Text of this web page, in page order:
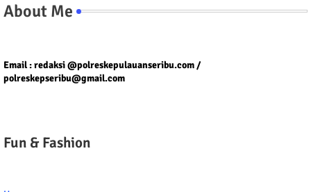
About Me
Email : redaksi @polreskepulauanseribu.com /
polreskepseribu@gmail.com
Fun & Fashion